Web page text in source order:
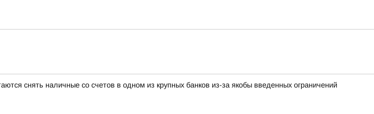
снять наличные со счетов в одном из крупных банков из-за якобы введенных ограничений